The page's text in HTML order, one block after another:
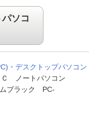
70代
できた！
がら、設定が簡単に
です。
ソコ
・デスクトップパソコン
Ｃ ノートパソコン
ブラック PC-